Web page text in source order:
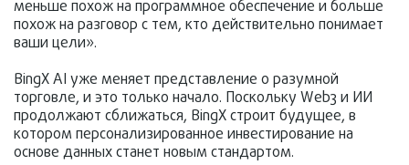
меньше похож на программное обеспечение и больше
похож на разговор с тем, кто действительно понимает
ваши цели».
BingX AI уже меняет представление о разумной
торговле, и это только начало. Поскольку Web3 и ИИ
продолжают сближаться, BingX строит будущее, в
котором персонализированное инвестирование на
основе данных станет новым стандартом.